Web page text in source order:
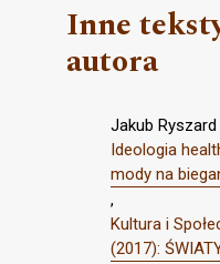
Inne
autora
Jakub
Ideologia
mody na
,
Kultura i
(2017):